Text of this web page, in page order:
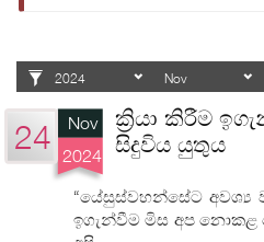
24
Nov
2024
ක්‍රියා කිරීම
සිදුවිය යුතුය
“යේසුස්වහන්සේට
ඉගැන්වීම මිස අප නොකළ